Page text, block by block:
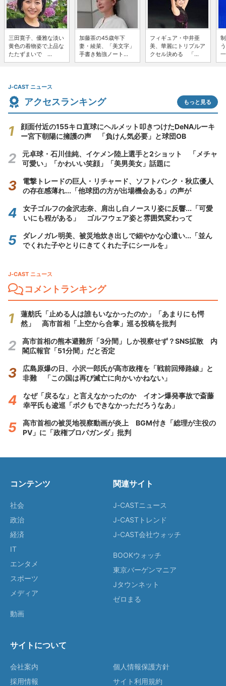
三田寛子、優雅な淡い
黄色の着物姿で上品な
たたずまいで ...
加藤茶の45歳年下
妻・綾菜、「美文字」
手書き勉強ノート...
フィギュア・中井亜
美、華麗にトリプルア
クセル決める 「...
J-CAST ニュース
アクセスランキング もっと見る
顔面付近の155キロ直球にヘルメット叩きつけたDeNAルーキ
ー宮下朝陽に擁護の声 「負けん気必要」と球団OB
元卓球・石川佳純、イケメン陸上選手と2ショット 「メチャ
可愛い」「かわいい笑顔」「美男美女」話題に
電撃トレードの巨人・リチャード、ソフトバンク・秋広優人
の存在感薄れ...「他球団の方が出場機会ある」の声が
女子ゴルフの金沢志奈、肩出し白ノースリ姿に反響...「可愛
いにも程がある」 ゴルフウェア姿と雰囲気変わって
ダレノガレ明美、被災地炊き出しで細やかな心遣い...「並ん
でくれた子やとりにきてくれた子にシールを」
J-CAST ニュース
コメントランキング
蓮舫氏「止める人は誰もいなかったのか」「あまりにも愕
然」 高市首相「上空から合掌」巡る投稿を批判
高市首相の熊本避難所「3分間」しか視察せず？SNS拡散 内
閣広報官「51分間」だと否定
広島原爆の日、小沢一郎氏が高市政権を「戦前回帰路線」と
非難 「この国は再び滅亡に向かいかねない」
なぜ「戻るな」と言えなかったのか イオン爆発事故で斎藤
幸平氏も逡巡「ボクもできなかっただろうなあ」
高市首相の被災地視察動画が炎上 BGM付き「総理が主役の
PV」に「政権プロパガンダ」批判
コンテンツ
社会
政治
経済
IT
エンタメ
スポーツ
メディア
動画
関連サイト
J-CASTニュース
J-CASTトレンド
J-CAST会社ウォッチ
BOOKウォッチ
東京バーゲンマニア
Jタウンネット
ゼロまる
サイトについて
会社案内
採用情報
個人情報保護方針
サイト利用規約